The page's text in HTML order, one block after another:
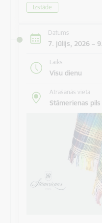
Izstāde
Datums
7. jūlijs, 2026 –
Laiks
Visu dienu
Atrašanās vieta
Stāmerienas pils